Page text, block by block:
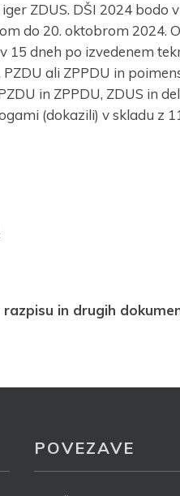
ZDUS. DŠI 2024 bodo
do 20. oktobrom 2024.
15 dneh po izvedenem
ali ZPPDU in
in ZPPDU, ZDUS in
(dokazili) v skladu z
in drugih
POVEZAVE
Vaš elektronski
S prijavo